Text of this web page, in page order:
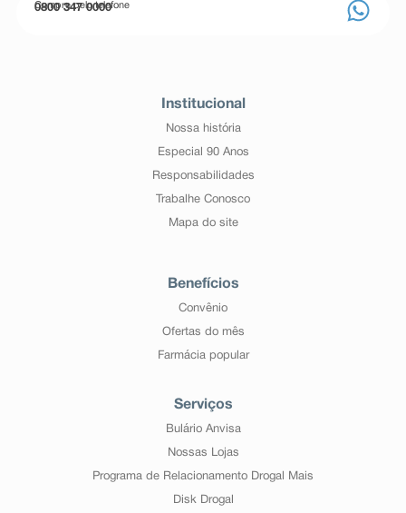
Compre pelo telefone
0800 347 0000
Institucional
Nossa história
Especial 90 Anos
Responsabilidades
Trabalhe Conosco
Mapa do site
Benefícios
Convênio
Ofertas do mês
Farmácia popular
Serviços
Bulário Anvisa
Nossas Lojas
Programa de Relacionamento Drogal Mais
Disk Drogal